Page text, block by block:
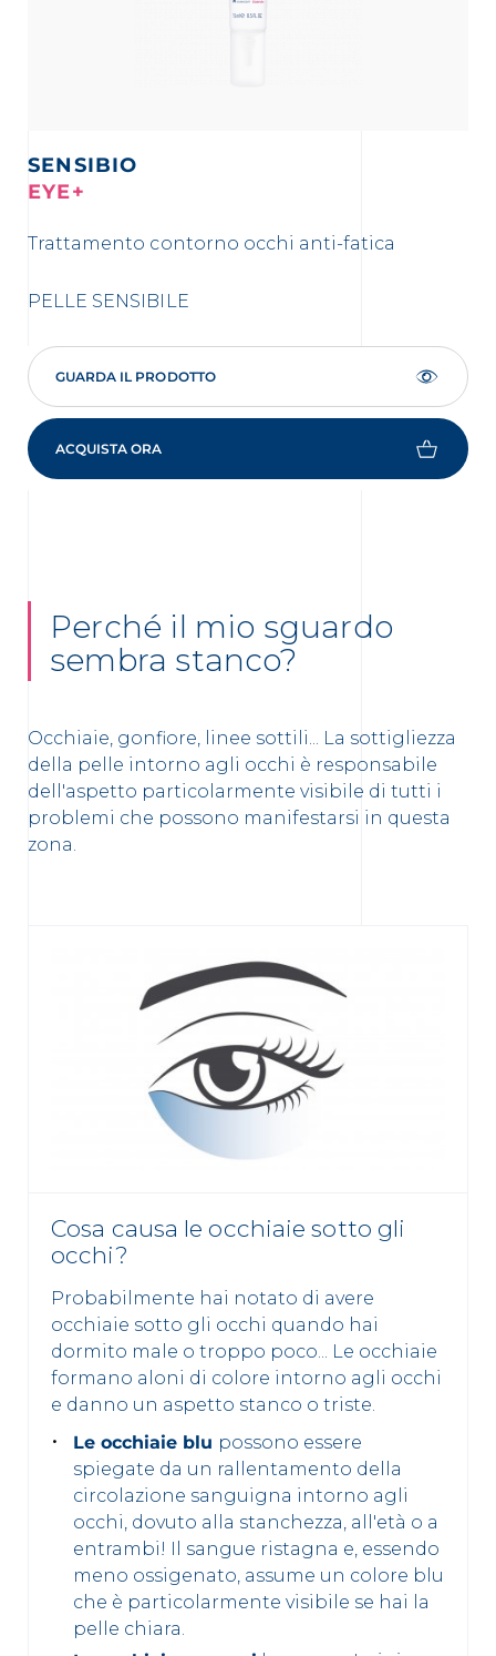
SENSIBIO
EYE+
Trattamento contorno occhi anti-fatica
PELLE SENSIBILE
GUARDA IL PRODOTTO
ACQUISTA ORA
Perché il mio sguardo
sembra stanco?
Occhiaie, gonfiore, linee sottili... La sottigliezza
della pelle intorno agli occhi è responsabile
dell'aspetto particolarmente visibile di tutti i
problemi che possono manifestarsi in questa
zona.
Cosa causa le occhiaie sotto gli
occhi?
Probabilmente hai notato di avere
occhiaie sotto gli occhi quando hai
dormito male o troppo poco... Le occhiaie
formano aloni di colore intorno agli occhi
e danno un aspetto stanco o triste.
Le occhiaie blu possono essere
spiegate da un rallentamento della
circolazione sanguigna intorno agli
occhi, dovuto alla stanchezza, all'età o a
entrambi! Il sangue ristagna e, essendo
meno ossigenato, assume un colore blu
che è particolarmente visibile se hai la
pelle chiara.